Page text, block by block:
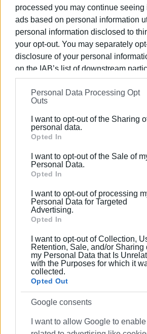
processed you may continue seeing
ads based on personal information
personal information disclosed to
your opt-out. You may separately
disclosure of your personal
on the IAB’s list of downstream
information may also be disclosed
on theIAB’s List of Downstream
further disclose it to other third parties.
Please note that this website/app
Google services and may gather
behaviour. You may click to grant or
Google and its third-party tags to use
section.
Personal Data Processing Opt
Outs
I want to opt-out of the Sharing
personal data.
Opted In
I want to opt-out of the Sale of
Personal Data.
Opted In
I want to opt-out of processing
Personal Data for Targeted
Advertising.
Opted In
I want to opt-out of Collection,
Retention, Sale, and/or Sharing
my Personal Data that Is
with the Purposes for which it
collected.
Opted Out
Google consents
I want to allow Google to
Η θητεία του νέου Διοικητικού
τη δημοτική περίοδο και λήγει με
νέου Διοικητικού Συμβουλίου.
Εμφανίσεις: 94
Ακολουθήστε το enimerosi στο
Συνδρομητές στο e-